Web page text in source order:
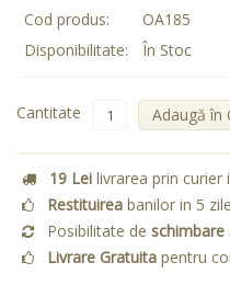
Cod produs:
OA185
Disponibilitate:
În Stoc
Cantitate Adaugă în
19 Lei livrarea prin curier
Restituirea banilor in 5
Posibilitate de schimbare
Livrare Gratuita pentru